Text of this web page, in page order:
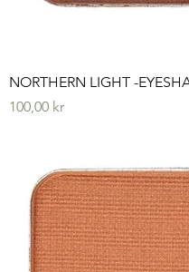
NORTHERN LIGHT -
Pris
100,00 kr